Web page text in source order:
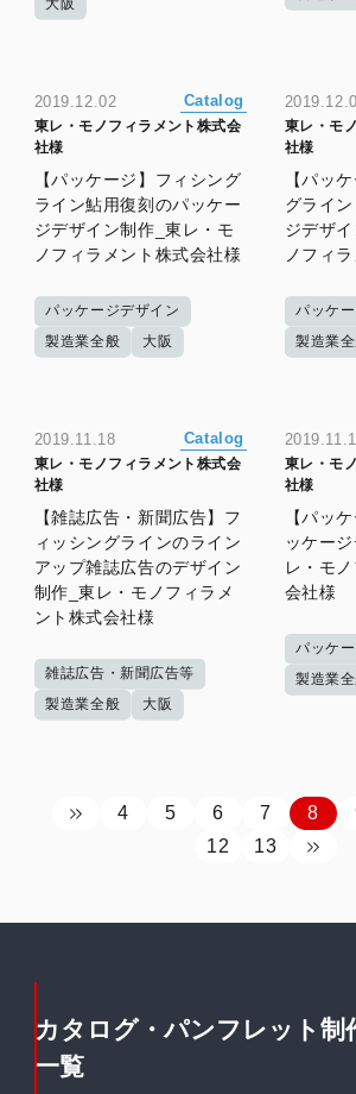
2019.12.02 Catalog
東レ・モノフィラメント株式会
社様
【パッケージ】フィシング
ライン鮎用復刻のパッケー
ジデザイン制作_東レ・モ
ノフィラメント株式会社様
パッケージデザイン
製造業全般
大阪
東レ・モ
社様
【パッ
グライ
ジデザ
ノフィ
パッケ
製造業
2019.11.18 Catalog
東レ・モノフィラメント株式会
社様
【雑誌広告・新聞広告】フ
ィッシングラインのライン
アップ雑誌広告のデザイン
制作_東レ・モノフィラメ
ント株式会社様
雑誌広告・新聞広告等
製造業全般
大阪
東レ・モ
社様
【パッ
ッケー
レ・モ
会社様
パッケ
製造業
4 5 6 7 8
12
13
カタログ・パンフレット制
一覧